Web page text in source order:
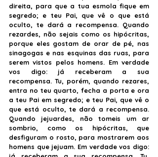
direita, para que a tua esmola fique em
segredo; e teu Pai, que vê o que está
oculto, te dará a recompensa. Quando
rezardes, não sejais como os hipócritas,
porque eles gostam de orar de pé, nas
sinagogas e nas esquinas das ruas, para
serem vistos pelos homens. Em verdade
vos digo: já receberam a sua
recompensa. Tu, porém, quando rezares,
entra no teu quarto, fecha a porta e ora
a teu Pai em segredo; e teu Pai, que vê o
que está oculto, te dará a recompensa.
Quando jejuardes, não tomeis um ar
sombrio, como os hipócritas, que
desfiguram o rosto, para mostrarem aos
homens que jejuam. Em verdade vos digo: